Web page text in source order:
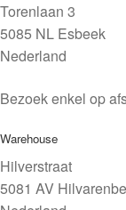
Torenlaan 3
5085 NL Esbeek
Nederland
Bezoek enkel op
Warehouse
Hilverstraat
5081 AV